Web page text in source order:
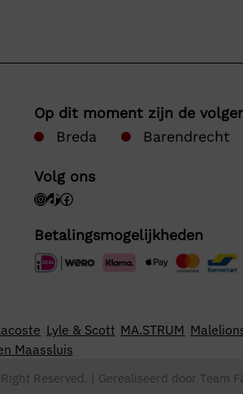
Op dit moment zijn de
Breda
Barendrecht
Volg ons
Betalingsmogelijkheden
Lyle & Scott MA.STRUM
Maassluis
Reserved. | Gerealiseerd door Team